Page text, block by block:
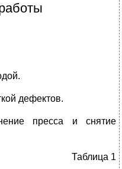
дефектов.
пресса и снятие
Таблица 1